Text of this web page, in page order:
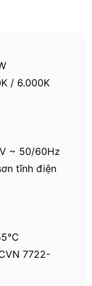
/ 6.000K
~ 50/60Hz
tĩnh điện
7722-